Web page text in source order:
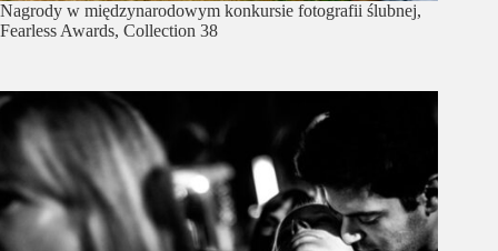
Nagrody w międzynarodowym konkursie fotografii ślubnej,
Fearless Awards, Collection 38